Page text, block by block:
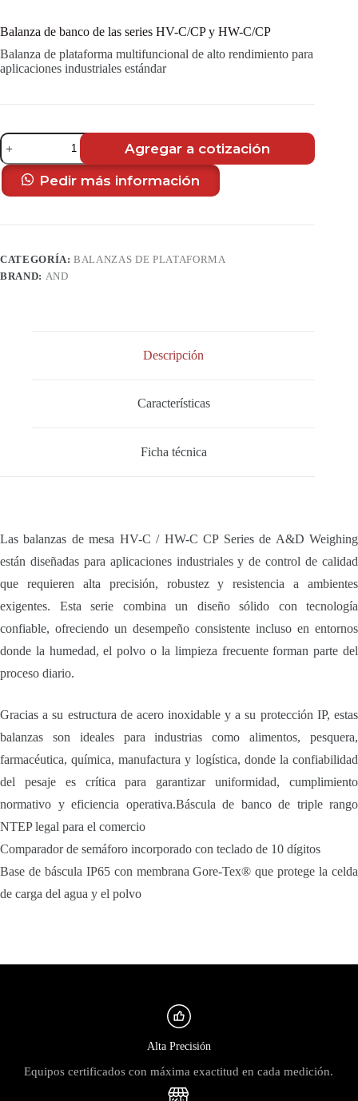
Balanza de banco de las series HV-C/CP y HW-C/CP
Balanza de plataforma multifuncional de alto rendimiento para
aplicaciones industriales estándar
Balanza
de
banco
las
HW-
C/CP
Agregar a cotización
Pedir más información
CATEGORÍA:BALANZAS DE PLATAFORMA
BRAND: AND
Descripción
Características
Ficha técnica
Las balanzas de mesa HV-C / HW-C CP Series de A&D Weighing
están diseñadas para aplicaciones industriales y de control de calidad
que requieren alta precisión, robustez y resistencia a ambientes
exigentes. Esta serie combina un diseño sólido con tecnología
confiable, ofreciendo un desempeño consistente incluso en entornos
donde la humedad, el polvo o la limpieza frecuente forman parte del
proceso diario.
Gracias a su estructura de acero inoxidable y a su protección IP, estas
balanzas son ideales para industrias como alimentos, pesquera,
farmacéutica, química, manufactura y logística, donde la confiabilidad
del pesaje es crítica para garantizar uniformidad, cumplimiento
normativo y eficiencia operativa.Báscula de banco de triple rango
NTEP legal para el comercio
Comparador de semáforo incorporado con teclado de 10 dígitos
Base de báscula IP65 con membrana Gore-Tex® que protege la celda
de carga del agua y el polvo
Alta Precisión
Equipos certificados con máxima exactitud en cada medición.